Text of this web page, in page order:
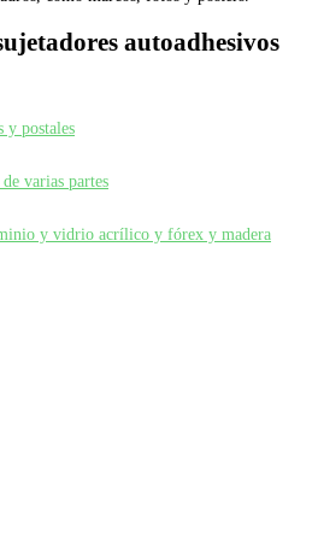
autoadhesivos
y postales
varias partes
y vidrio acrílico y fórex y madera